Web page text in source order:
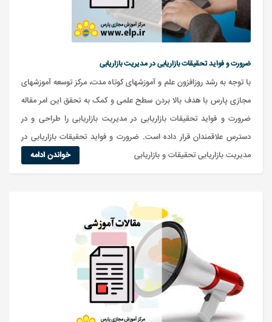
ضرورت و فواید تحقیقات بازاریابی در مدیریت بازاریابی
با توجه به رشد روزافزون علم و آموزشهای کوتاه مدت، مرکز توسعه آموزشهای
مجازی پارس با هدف بالا بردن سطح علمی و کمک به تحقق این امر مقاله
ضرورت و فواید تحقیقات بازاریابی در مدیریت بازاریابی را طراحی و در
دسترس علاقمندان قرار داده است. ضرورت و فواید تحقیقات بازاریابی در
مدیریت بازاریابی تحقیقات و بازاریابی
خواندن ادامه